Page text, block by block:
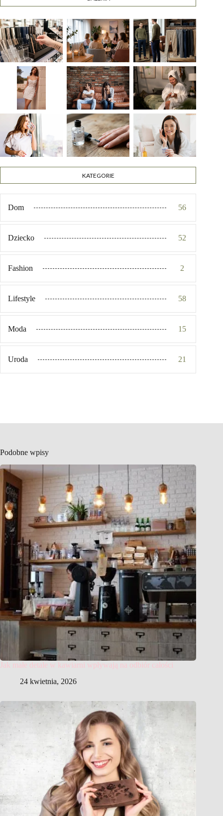
KATEGORIE
Dom 56
Dziecko 52
Fashion 2
Lifestyle 58
Moda 15
Uroda 21
Podobne wpisy
Jak małe detale w kawiarni wpływają na odbiór całości
24 kwietnia, 2026